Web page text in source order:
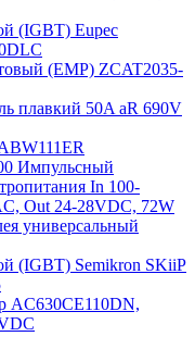
(IGBT) Eupec
(EMP) ZCAT2035-
плавкий 50A aR 690V
Импульсный
In 100-
Out 24-28VDC, 72W
универсальный
(IGBT) Semikron SKiiP
AC630CE110DN,